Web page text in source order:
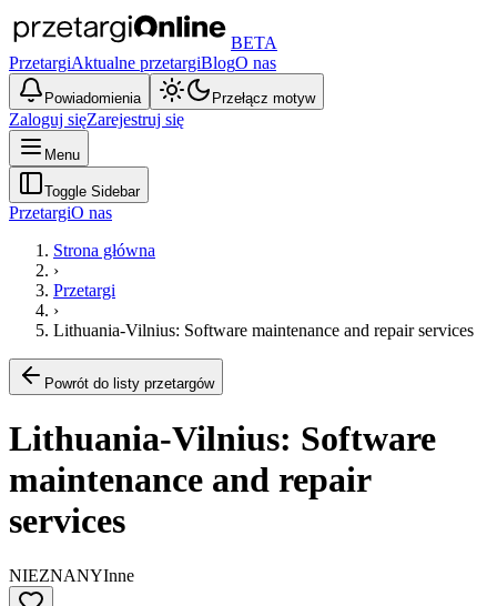
BETA
PrzetargiAktualne przetargiBlogO nas
Powiadomienia Przełącz motyw
Zaloguj sięZarejestruj się
Menu
Toggle Sidebar
PrzetargiO nas
Strona główna
›
Przetargi
›
Lithuania-Vilnius: Software maintenance and repair services
Powrót do listy przetargów
Lithuania-Vilnius: Software
maintenance and repair
services
NIEZNANYInne